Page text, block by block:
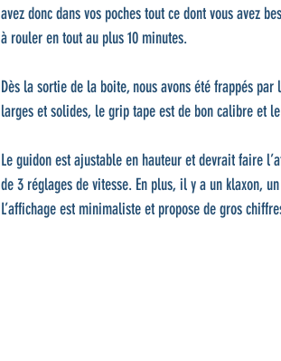
avez donc dans vos poches tout ce dont vous avez
à rouler en tout au plus 10 minutes.
Dès la sortie de la boite, nous avons été frappés
larges et solides, le grip tape est de bon calibre et
Le guidon est ajustable en hauteur et devrait faire
de 3 réglages de vitesse. En plus, il y a un klaxon,
L’affichage est minimaliste et propose de gros